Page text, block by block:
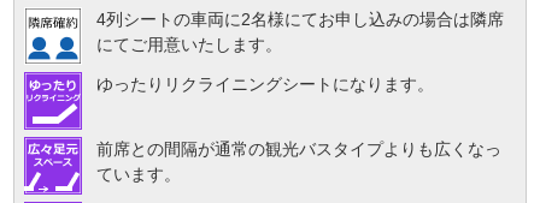
4列シートの車両に2名様にてお申し込みの場合は隣席
にてご用意いたします。
ゆったりリクライニングシートになります。
前席との間隔が通常の観光バスタイプよりも広くなっ
ています。